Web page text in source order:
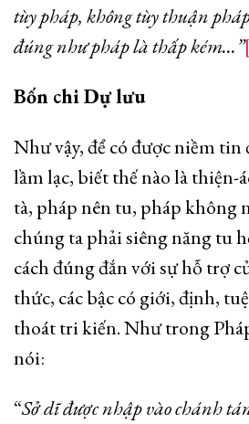
tùy pháp, không tùy thuận
đúng như pháp là thấp kém…”
Bốn chi Dự lưu
Như vậy, để có được niềm
lầm lạc, biết thế nào là thiện-
tà, pháp nên tu, pháp không
chúng ta phải siêng năng tu
cách đúng đắn với sự hỗ trợ
thức, các bậc có giới, định,
thoát tri kiến. Như trong
nói:
“Sở dĩ được nhập vào chánh